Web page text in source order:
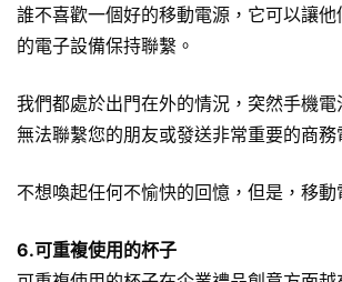
誰不喜歡一個好的移動電源 ，它可以讓
的電子設備保持聯繫。
我們都處於出門在外的情況，突然手機
無法聯繫您的朋友或發送非常重要的商務
不想喚起任何不愉快的回憶，但是，移動
6.可重複使用的杯子